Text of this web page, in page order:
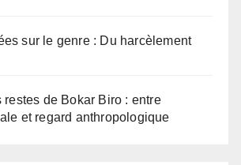
sur le genre : Du harcèlement
restes de Bokar Biro : entre
et regard anthropologique